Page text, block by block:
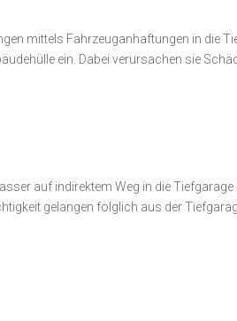
mittels Fahrzeuganhaftungen in die
ein. Dabei verursachen sie
auf indirektem Weg in die Tiefgarage
gelangen folglich aus der